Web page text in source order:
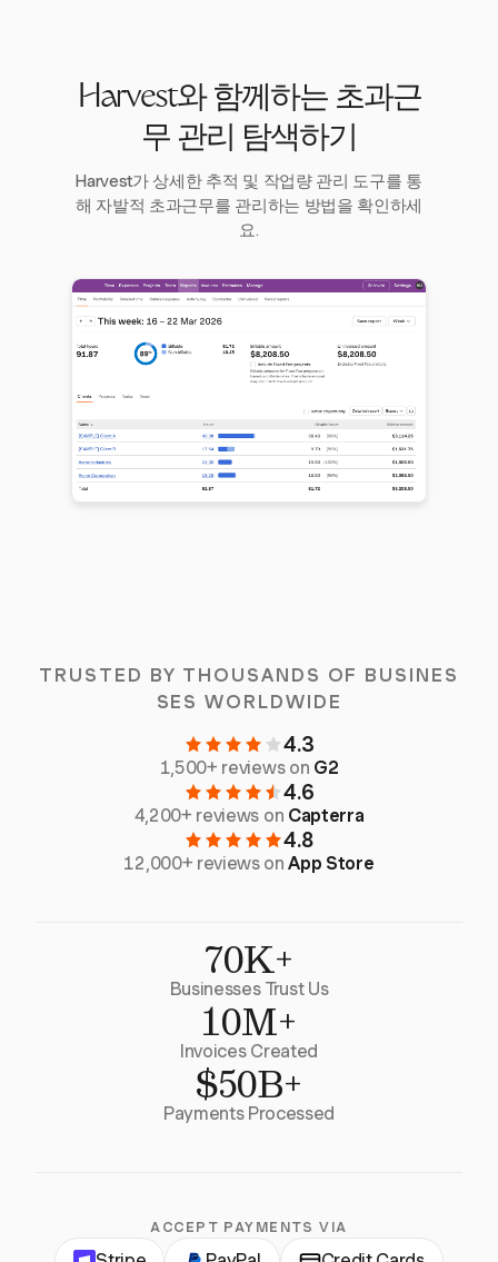
Harvest와 함께하는 초과근
무 관리 탐색하기
Harvest가 상세한 추적 및 작업량 관리 도구를 통
해 자발적 초과근무를 관리하는 방법을 확인하세
요.
TRUSTED BY THOUSANDS OF BUSINES
SES WORLDWIDE
4.3
1,500+ reviews on G2
4.6
4,200+ reviews on Capterra
4.8
12,000+ reviews onApp Store
70K+
Businesses Trust Us
10M+
Invoices Created
$50B+
Payments Processed
ACCEPT PAYMENTS VIA